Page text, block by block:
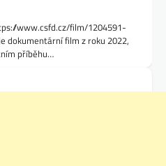
www.csfd.cz/film/1204591-
dokumentární film z roku 2022,
příběhu…